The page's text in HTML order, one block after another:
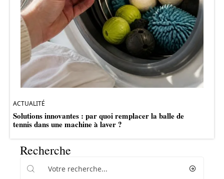
ACTUALITÉ
Solutions innovantes : par quoi remplacer la balle de
tennis dans une machine à laver ?
Recherche